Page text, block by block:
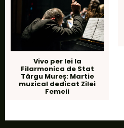
Vivo per lei la
Filarmonica de Stat
Târgu Mureș: Martie
muzical dedicat Zilei
Femeii